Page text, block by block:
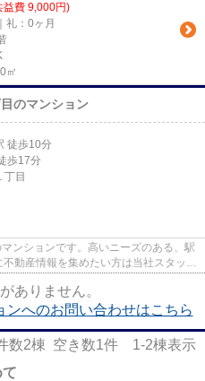
益費 9,000円)
礼：0ヶ月
㎡
のマンション
徒歩10分
歩17分
丁目
ンションです。高いニーズのある、駅
動産情報を集めたい方は当社スタッフ
ありません。
へのお問い合わせはこちら
数2棟 空き数1件 1-2棟表示